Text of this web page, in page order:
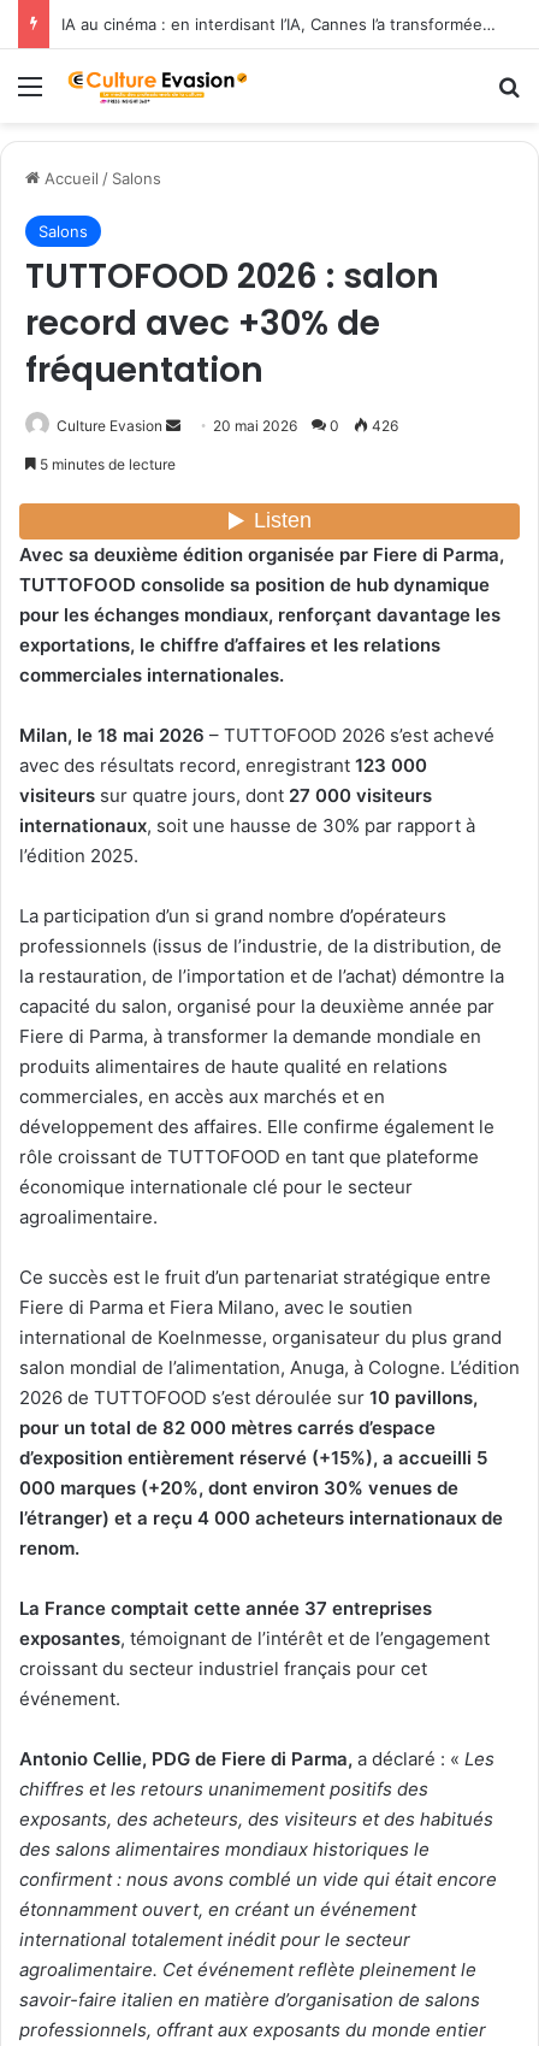
IA au cinéma : en interdisant l’IA, Cannes l’a transformée en label de luxe
Menu
Accueil / Salons
Salons
TUTTOFOOD 2026 : salon
record avec +30% de
fréquentation
Culture Evasion
y
u
n
c
u
r
r
i
20 mai 2026 0 426
5 minutes de lecture
Avec sa deuxième édition organisée par Fiere di Parma,
TUTTOFOOD consolide sa position de hub dynamique
pour les échanges mondiaux, renforçant davantage les
exportations, le chiffre d’affaires et les relations
commerciales internationales.
Milan, le 18 mai 2026 – TUTTOFOOD 2026 s’est achevé
avec des résultats record, enregistrant 123 000
visiteurs sur quatre jours, dont 27 000 visiteurs
internationaux, soit une hausse de 30% par rapport à
l’édition 2025.
La participation d’un si grand nombre d’opérateurs
professionnels (issus de l’industrie, de la distribution, de
la restauration, de l’importation et de l’achat) démontre la
capacité du salon, organisé pour la deuxième année par
Fiere di Parma, à transformer la demande mondiale en
produits alimentaires de haute qualité en relations
commerciales, en accès aux marchés et en
développement des affaires. Elle confirme également le
rôle croissant de TUTTOFOOD en tant que plateforme
économique internationale clé pour le secteur
agroalimentaire.
Ce succès est le fruit d’un partenariat stratégique entre
Fiere di Parma et Fiera Milano, avec le soutien
international de Koelnmesse, organisateur du plus grand
salon mondial de l’alimentation, Anuga, à Cologne. L’édition
2026 de TUTTOFOOD s’est déroulée sur 10 pavillons,
pour un total de 82 000 mètres carrés d’espace
d’exposition entièrement réservé (+15%), a accueilli 5
000 marques (+20%, dont environ 30% venues de
l’étranger) et a reçu 4 000 acheteurs internationaux de
renom.
La France comptait cette année 37 entreprises
exposantes, témoignant de l’intérêt et de l’engagement
croissant du secteur industriel français pour cet
événement.
Antonio Cellie, PDG de Fiere di Parma, a déclaré : « Les
chiffres et les retours unanimement positifs des
exposants, des acheteurs, des visiteurs et des habitués
des salons alimentaires mondiaux historiques le
confirment : nous avons comblé un vide qui était encore
étonnamment ouvert, en créant un événement
international totalement inédit pour le secteur
agroalimentaire. Cet événement reflète pleinement le
savoir-faire italien en matière d’organisation de salons
professionnels, offrant aux exposants du monde entier